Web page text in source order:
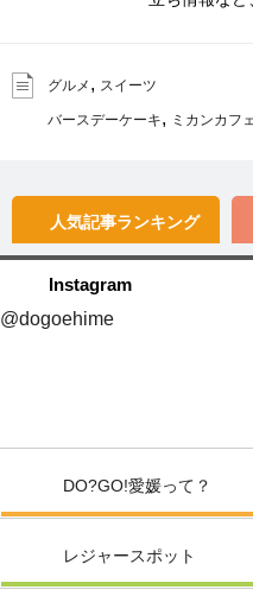
グルメ , スイーツ
バースデーケーキ, ミカンカフ
人気記事ランキング
Instagram
@dogoehime
DO?GO!愛媛って？
レジャースポット